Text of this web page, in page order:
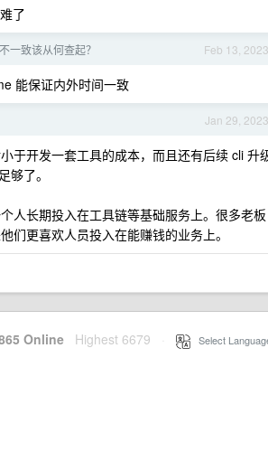
了
Feb 13, 2023
一致该从何查起？
能保证内外时间一致
Jan 29, 2023
于开发一套工具的成本，而且还有后续 cli 升
了。
人长期投入在工具链等基础服务上。很多老板
们更喜欢人员投入在能赚钱的业务上。
Online Highest 6679 Select